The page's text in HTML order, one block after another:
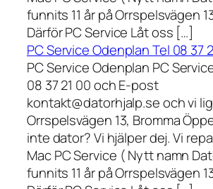
funnits 11 år på Orrspelsvägen
Därför PC Service Låt oss […]
PC Service Odenplan Tel 08 37
PC Service Odenplan PC
08 37 21 00 och E-post
kontakt@datorhjalp.se och vi
Orrspelsvägen 13, Bromma
inte dator? Vi hjälper dej. Vi
Mac PC Service ( Nytt namn
funnits 11 år på Orrspelsvägen